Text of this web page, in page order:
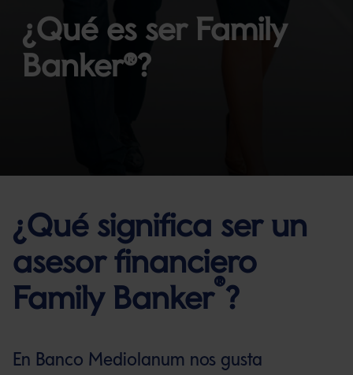
¿Qué es ser Family
Banker®?
¿Qué significa ser un
asesor financiero
Family Banker®?
En Banco Mediolanum nos gusta